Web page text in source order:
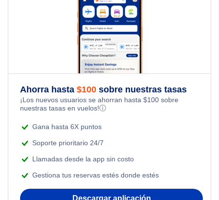
Ahorra hasta $100 sobre nuestras tasas
¡Los nuevos usuarios se ahorran hasta $100 sobre
nuestras tasas en vuelos!ⓘ
Gana hasta 6X puntos
Soporte prioritario 24/7
Llamadas desde la app sin costo
Gestiona tus reservas estés donde estés